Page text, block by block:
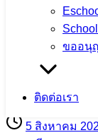
ขออนุ
ติดต่อเรา
สพม.เชียง
การศึกษา
5 สิงหาคม